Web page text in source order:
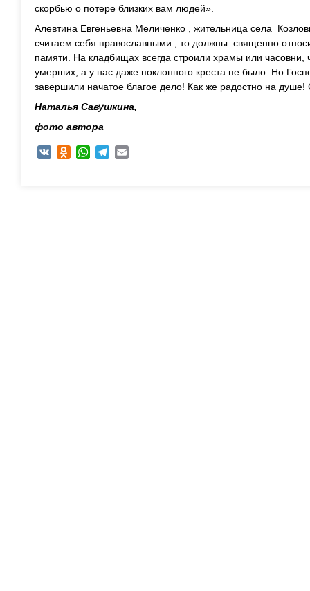
скорбью о потере близких вам людей».
Алевтина Евгеньевна Меличенко , жительница села
считаем себя православными , то должны священно
памяти. На кладбищах всегда строили храмы или
умерших, а у нас даже поклонного креста не было. Но
завершили начатое благое дело! Как же радостно на душе!
Наталья Савушкина,
фото автора
VK Odnoklassniki
WhatsAppTelegram